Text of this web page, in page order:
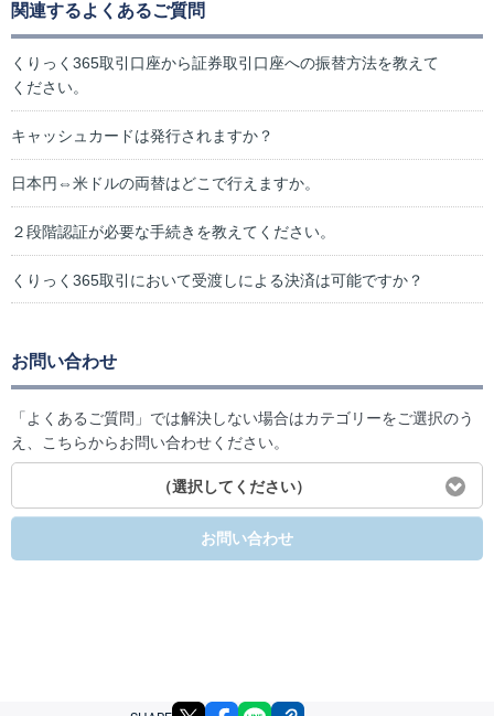
関連するよくあるご質問
くりっく365取引口座から証券取引口座への振替方法を教えて
ください。
キャッシュカードは発行されますか？
日本円⇔米ドルの両替はどこで行えますか。
２段階認証が必要な手続きを教えてください。
くりっく365取引において受渡しによる決済は可能ですか？
お問い合わせ
「よくあるご質問」では解決しない場合はカテゴリーをご選択のう
え、こちらからお問い合わせください。
（選択してください）
お問い合わせ
X facebook